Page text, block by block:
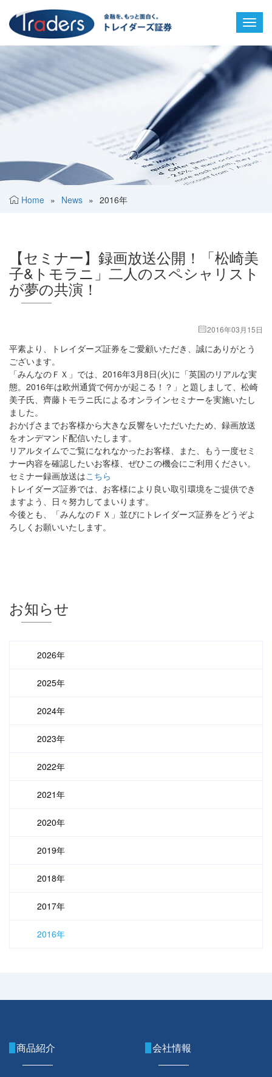
Home » News » 2016年
【セミナー】録画放送公開！「松崎美
子&トモラニ」二人のスペシャリスト
が夢の共演！
2016年03月15日
平素より、トレイダーズ証券をご愛顧いただき、誠にありがとう
ございます。
「みんなのＦＸ」では、2016年3月8日(火)に「英国のリアルな実
態。2016年は欧州通貨で何かが起こる！？」と題しまして、松崎
美子氏、齊藤トモラニ氏によるオンラインセミナーを実施いたし
ました。
おかげさまでお客様から大きな反響をいただいたため、録画放送
をオンデマンド配信いたします。
リアルタイムでご覧になれなかったお客様、また、もう一度セミ
ナー内容を確認したいお客様、ぜひこの機会にご利用ください。
セミナー録画放送はこちら
トレイダーズ証券では、お客様により良い取引環境をご提供でき
ますよう、日々努力してまいります。
今後とも、「みんなのＦＸ」並びにトレイダーズ証券をどうぞよ
ろしくお願いいたします。
お知らせ
2026年
2025年
2024年
2023年
2022年
2021年
2020年
2019年
2018年
2017年
2016年
商品紹介 会社情報